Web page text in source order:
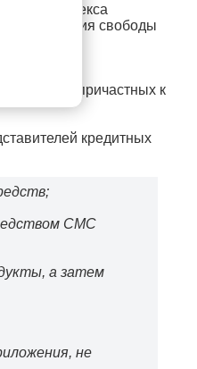
кодекса
виде лишения свободы
лиц, причастных к
кредитных
СМС
а затем
не